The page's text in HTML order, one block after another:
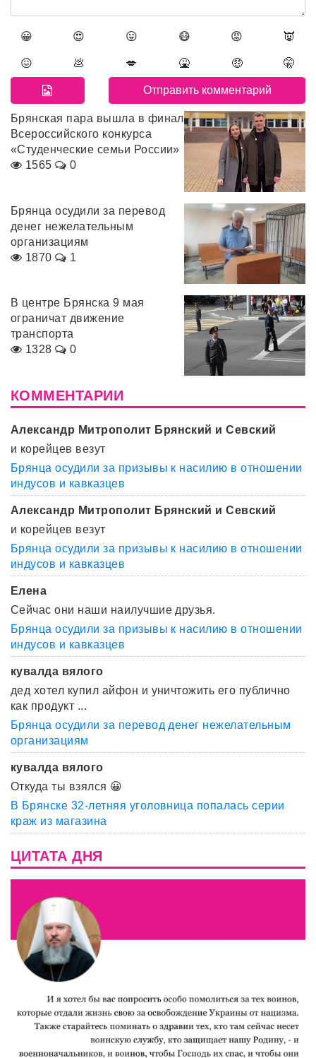
😀 😍 😛 😷 😡 👿
😖 💩 💋 🤮 🤑 🤫
Брянская пара вышла в финал
Всероссийского конкурса
«Студенческие семьи России»
1565
0
Брянца осудили за перевод
денег нежелательным
организациям
1870
1
В центре Брянска 9 мая
ограничат движение
транспорта
1328
0
КОММЕНТАРИИ
Александр Митрополит Брянский и Севский
и корейцев везут
Брянца осудили за призывы к насилию в отношении
индусов и кавказцев
Александр Митрополит Брянский и Севский
и корейцев везут
Брянца осудили за призывы к насилию в отношении
индусов и кавказцев
Елена
Сейчас они наши наилучшие друзья.
Брянца осудили за призывы к насилию в отношении
индусов и кавказцев
кувалда вялого
дед хотел купил айфон и уничтожить его публично
как продукт ...
Брянца осудили за перевод денег нежелательным
организациям
кувалда вялого
Откуда ты взялся 😀
В Брянске 32-летняя уголовница попалась серии
краж из магазина
ЦИТАТА ДНЯ